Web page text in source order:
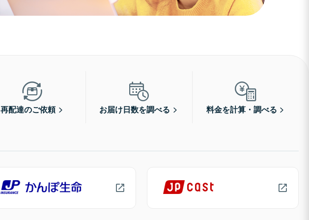
再配達のご依頼 お届け日数を調べる 料金を計算・調べる